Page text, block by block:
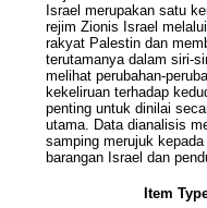
Israel merupakan satu
rejim Zionis Israel
rakyat Palestin dan
terutamanya dalam siri-
melihat perubahan-
kekeliruan terhadap
penting untuk dinilai
utama. Data dianalisis
samping merujuk
barangan Israel dan
Item